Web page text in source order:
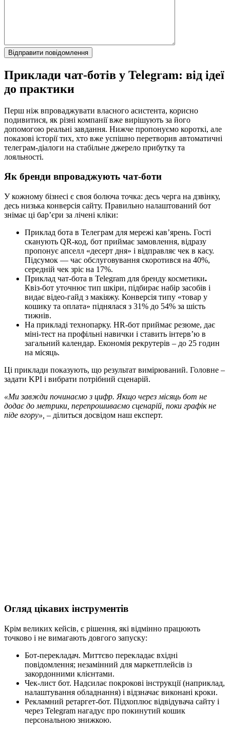
Приклади чат-ботів у Telegram: від ідеї
до практики
Перш ніж впроваджувати власного асистента, корисно
подивитися, як різні компанії вже вирішують за його
допомогою реальні завдання. Нижче пропонуємо короткі, але
показові історії тих, хто вже успішно перетворив автоматичні
телеграм-діалоги на стабільне джерело прибутку та
лояльності.
Як бренди впроваджують чат-боти
У кожному бізнесі є своя болюча точка: десь черга на дзвінку,
десь низька конверсія сайту. Правильно налаштований бот
знімає ці бар’єри за лічені кліки:
Приклад бота в Телеграм для мережі кав’ярень. Гості
сканують QR-код, бот приймає замовлення, відразу
пропонує апселл «десерт дня» і відправляє чек в касу.
Підсумок — час обслуговування скоротився на 40%,
середній чек зріс на 17%.
Приклад чат-бота в Telegram для бренду косметики.
Квіз-бот уточнює тип шкіри, підбирає набір засобів і
видає відео-гайд з макіяжу. Конверсія типу «товар у
кошику та оплата» піднялася з 31% до 54% за шість
тижнів.
На прикладі технопарку. HR-бот приймає резюме, дає
міні-тест на профільні навички і ставить інтерв’ю в
загальний календар. Економія рекрутерів – до 25 годин
на місяць.
Ці приклади показують, що результат вимірюваний. Головне –
задати KPI і вибрати потрібний сценарій.
«Ми завжди починаємо з цифр. Якщо через місяць бот не
додає до метрики, перепрошиваємо сценарій, поки графік не
піде вгору», – ділиться досвідом наш експерт.
Огляд цікавих інструментів
Крім великих кейсів, є рішення, які відмінно працюють
точково і не вимагають довгого запуску:
Бот-перекладач. Миттєво перекладає вхідні
повідомлення; незамінний для маркетплейсів із
закордонними клієнтами.
Чек-лист бот. Надсилає покрокові інструкції (наприклад,
налаштування обладнання) і відзначає виконані кроки.
Рекламний ретаргет-бот. Підхоплює відвідувача сайту і
через Telegram нагадує про покинутий кошик
персональною знижкою.